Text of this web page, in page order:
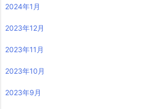
2024年1月
2023年12月
2023年11月
2023年10月
2023年9月